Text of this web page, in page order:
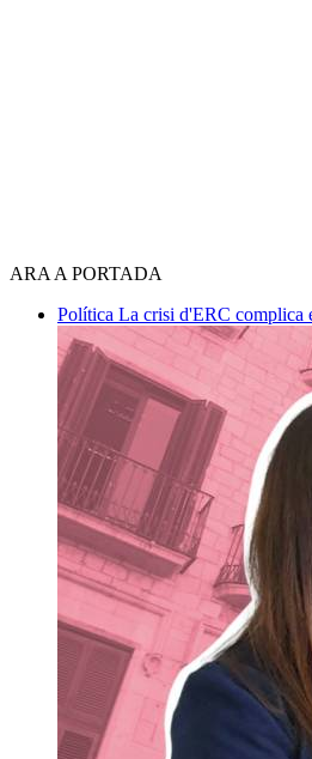
ARA A PORTADA
Política La crisi d'ERC complica